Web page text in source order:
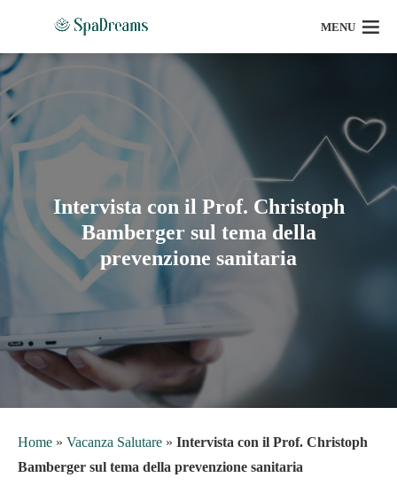
MENU
Intervista con il Prof. Christoph
Bamberger sul tema della
prevenzione sanitaria
Home » Vacanza Salutare » Intervista con il Prof. Christoph
Bamberger sul tema della prevenzione sanitaria